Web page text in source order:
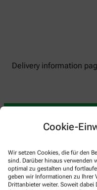
Cookie-
Wir setzen Cookies, die für den
sind. Darüber hinaus verwenden
optimal zu gestalten und
geben wir Informationen zu Ihrer
Drittanbieter weiter. Soweit dabei
Delivery information
Sonnen-Apotheke
Dahler Strasse 63,58091